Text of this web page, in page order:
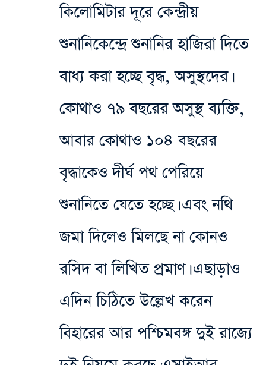
কিলোমিটার দূরে কেন্দ্রীয়
শুনানিকেন্দ্রে শুনানির হাজিরা দিতে
বাধ্য করা হচ্ছে বৃদ্ধ, অসুস্থদের।
কোথাও ৭৯ বছরের অসুস্থ ব্যক্তি,
আবার কোথাও ১০৪ বছরের
বৃদ্ধাকেও দীর্ঘ পথ পেরিয়ে
শুনানিতে যেতে হচ্ছে। এবং নথি
জমা দিলেও মিলছে না কোনও
রসিদ বা লিখিত প্রমাণ।এছাড়াও
এদিন চিঠিতে উল্লেখ করেন
বিহারের আর পশ্চিমবঙ্গ দুই রাজ্যে